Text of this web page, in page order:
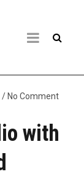
No Comment
with